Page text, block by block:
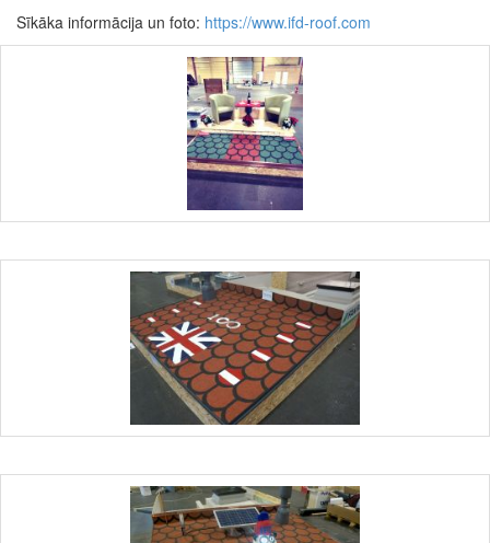
Sīkāka informācija un foto: https://www.ifd-roof.com